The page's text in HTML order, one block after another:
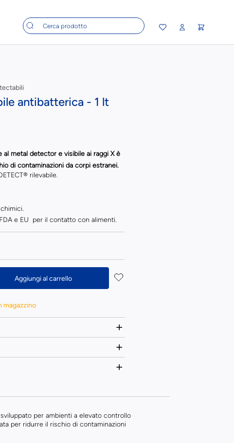
antibatterica - 1 lt
al metal detectore visibile ai raggi Xè
di contaminazioni da corpi estranei.
rilevabile.
e EU per il contatto con alimenti.
Aggiungi al carrello
magazzino
per ambienti a elevato controllo
per ridurre il rischio di contaminazioni